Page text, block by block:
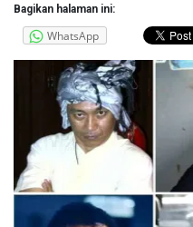
Bagikan halaman ini:
WhatsApp